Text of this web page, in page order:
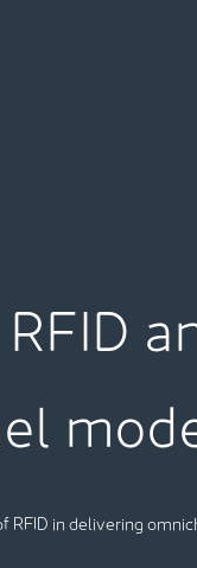
RFID in delivering